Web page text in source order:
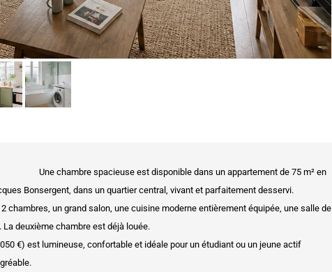
Une chambre spacieuse est disponible dans un appartement de 75 m² en
Bonsergent, dans un quartier central, vivant et parfaitement desservi.
chambres, un grand salon, une cuisine moderne entièrement équipée, une salle de
deuxième chambre est déjà louée.
€) est lumineuse, confortable et idéale pour un étudiant ou un jeune actif